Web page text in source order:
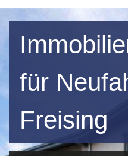
für
Freising